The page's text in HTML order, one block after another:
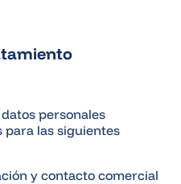
datos personales
para las siguientes
y contacto comercial